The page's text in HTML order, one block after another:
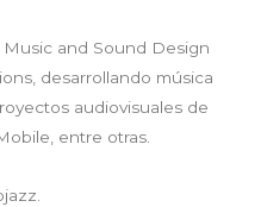
and Sound Design
desarrollando música
audiovisuales de
entre otras.